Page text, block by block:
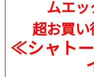
ムエ
超お買い
≪シャト